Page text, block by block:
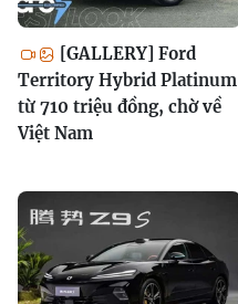
[GALLERY] Ford
Territory Hybrid Platinum
từ 710 triệu đồng, chờ về
Việt Nam